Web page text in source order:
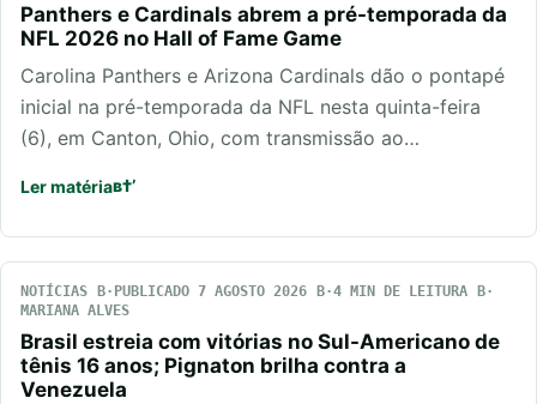
Panthers e Cardinals abrem a pré-temporada da
NFL 2026 no Hall of Fame Game
Carolina Panthers e Arizona Cardinals dão o pontapé
inicial na pré-temporada da NFL nesta quinta-feira
(6), em Canton, Ohio, com transmissão ao…
Ler matéria
NOTÍCIAS PUBLICADO 7 AGOSTO 2026
4 MIN DE LEITURA
MARIANA ALVES
Brasil estreia com vitórias no Sul-Americano de
tênis 16 anos; Pignaton brilha contra a
Venezuela